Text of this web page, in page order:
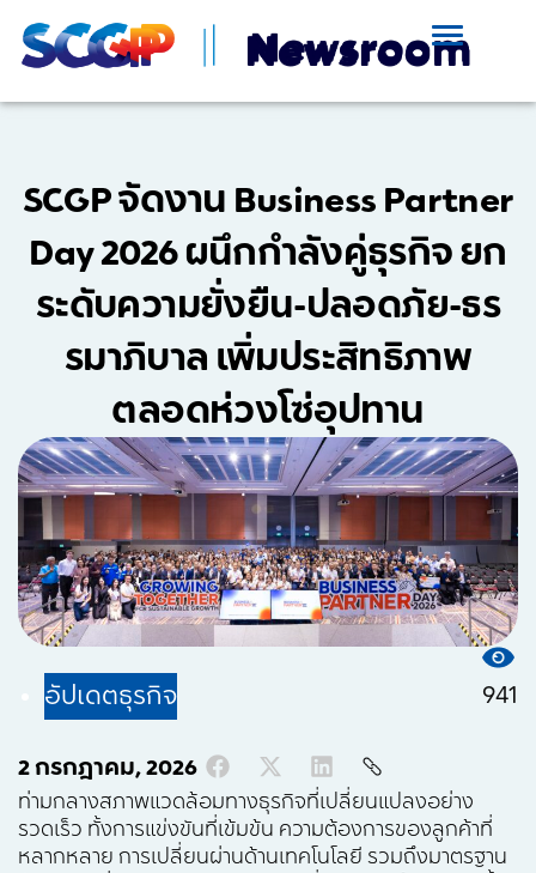
SCGP จัดงาน Business Partner
Day 2026 ผนึกกำลังคู่ธุรกิจ ยก
ระดับความยั่งยืน-ปลอดภัย-ธร
รมาภิบาล เพิ่มประสิทธิภาพ
ตลอดห่วงโซ่อุปทาน
อัปเดตธุรกิจ 941
2 กรกฎาคม, 2026
ท่ามกลางสภาพแวดล้อมทางธุรกิจที่เปลี่ยนแปลงอย่าง
รวดเร็ว ทั้งการแข่งขันที่เข้มข้น ความต้องการของลูกค้าที่
หลากหลาย การเปลี่ยนผ่านด้านเทคโนโลยี รวมถึงมาตรฐาน